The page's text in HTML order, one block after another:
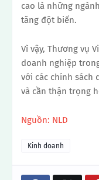
cao là những
tăng đột biến.
Vì vậy, Thương vụ
doanh nghiệp
với các chính sách
và cần thận trọng
Nguồn: NLD
Kinh doanh